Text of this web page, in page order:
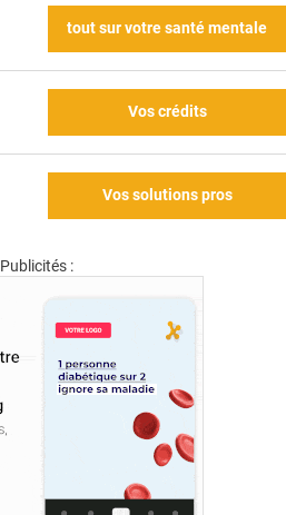
tout sur votre santé mentale
Vos crédits
Vos solutions pros
Publicités :